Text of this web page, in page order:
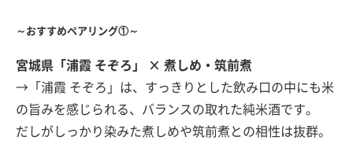
～おすすめペアリング①～
宮城県「浦霞 そぞろ」 × 煮しめ・筑前煮
→「浦霞 そぞろ」は、すっきりとした飲み口の中にも米
の旨みを感じられる、バランスの取れた純米酒です。
だしがしっかり染みた煮しめや筑前煮との相性は抜群。